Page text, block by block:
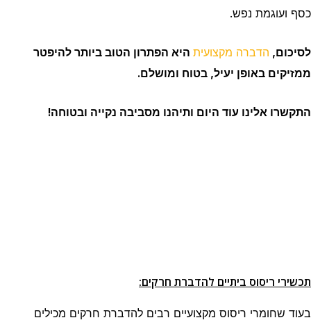
כסף ועוגמת נפש.
לסיכום, הדברה מקצועית היא הפתרון הטוב ביותר להיפטר
ממזיקים באופן יעיל, בטוח ומושלם.
התקשרו אלינו עוד היום ותיהנו מסביבה נקייה ובטוחה!
תכשירי ריסוס ביתיים להדברת חרקים:
בעוד שחומרי ריסוס מקצועיים רבים להדברת חרקים מכילים